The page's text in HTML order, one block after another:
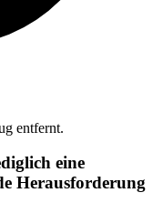
entfernt.
eine
Herausforderung